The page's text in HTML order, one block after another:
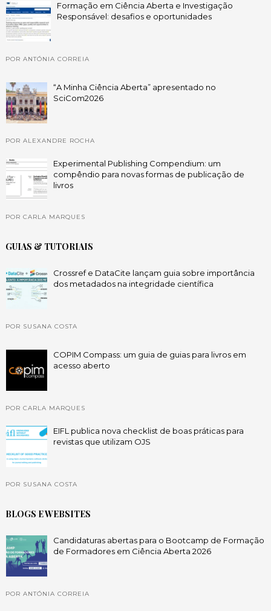
Formação em Ciência Aberta e Investigação
Responsável: desafios e oportunidades
POR ANTÓNIA CORREIA
“A Minha Ciência Aberta” apresentado no
SciCom2026
POR ALEXANDRE ROCHA
Experimental Publishing Compendium: um
compêndio para novas formas de publicação de
livros
POR CARLA MARQUES
GUIAS & TUTORIAIS
Crossref e DataCite lançam guia sobre importância
dos metadados na integridade científica
POR SUSANA COSTA
COPIM Compass: um guia de guias para livros em
acesso aberto
POR CARLA MARQUES
EIFL publica nova checklist de boas práticas para
revistas que utilizam OJS
POR SUSANA COSTA
BLOGS E WEBSITES
Candidaturas abertas para o Bootcamp de Formação
de Formadores em Ciência Aberta 2026
POR ANTÓNIA CORREIA